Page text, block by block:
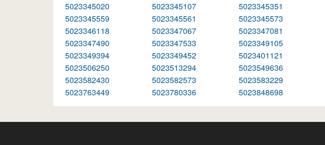
5023345020
5023345107 5023345351
5023345559
5023345561 5023345573
5023346118
5023347067 5023347081
5023347490
5023347533 5023349105
5023349394
5023349452 5023401121
5023506250
5023513294 5023549636
5023582430
5023582573 5023583229
5023763449
5023780336 5023848698